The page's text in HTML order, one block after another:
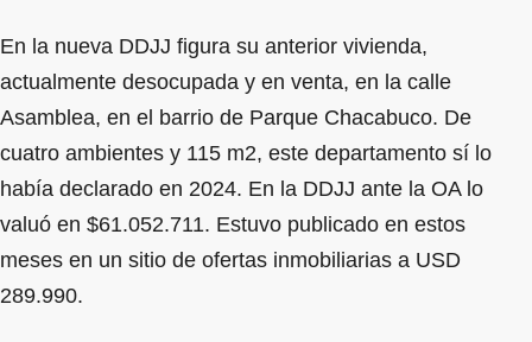
En la nueva DDJJ figura su anterior vivienda,
actualmente desocupada y en venta, en la calle
Asamblea, en el barrio de Parque Chacabuco. De
cuatro ambientes y 115 m2, este departamento sí lo
había declarado en 2024. En la DDJJ ante la OA lo
valuó en $61.052.711. Estuvo publicado en estos
meses en un sitio de ofertas inmobiliarias a USD
289.990.